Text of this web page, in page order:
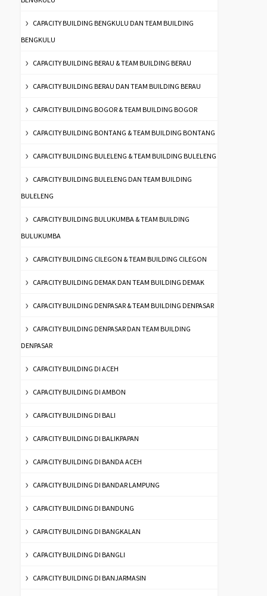
CAPACITY BUILDING BENGKULU DAN TEAM BUILDING
BENGKULU
CAPACITY BUILDING BERAU & TEAM BUILDING BERAU
CAPACITY BUILDING BERAU DAN TEAM BUILDING BERAU
CAPACITY BUILDING BOGOR & TEAM BUILDING BOGOR
CAPACITY BUILDING BONTANG & TEAM BUILDING BONTANG
CAPACITY BUILDING BULELENG & TEAM BUILDING BULELENG
CAPACITY BUILDING BULELENG DAN TEAM BUILDING
BULELENG
CAPACITY BUILDING BULUKUMBA & TEAM BUILDING
BULUKUMBA
CAPACITY BUILDING CILEGON & TEAM BUILDING CILEGON
CAPACITY BUILDING DEMAK DAN TEAM BUILDING DEMAK
CAPACITY BUILDING DENPASAR & TEAM BUILDING DENPASAR
CAPACITY BUILDING DENPASAR DAN TEAM BUILDING
DENPASAR
CAPACITY BUILDING DI ACEH
CAPACITY BUILDING DI AMBON
CAPACITY BUILDING DI BALI
CAPACITY BUILDING DI BALIKPAPAN
CAPACITY BUILDING DI BANDA ACEH
CAPACITY BUILDING DI BANDAR LAMPUNG
CAPACITY BUILDING DI BANDUNG
CAPACITY BUILDING DI BANGKALAN
CAPACITY BUILDING DI BANGLI
CAPACITY BUILDING DI BANJARMASIN